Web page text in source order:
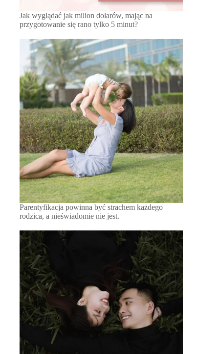
Jak wyglądać jak milion dolarów, mając na
przygotowanie się rano tylko 5 minut?
Parentyfikacja powinna być strachem każdego
rodzica, a nieświadomie nie jest.